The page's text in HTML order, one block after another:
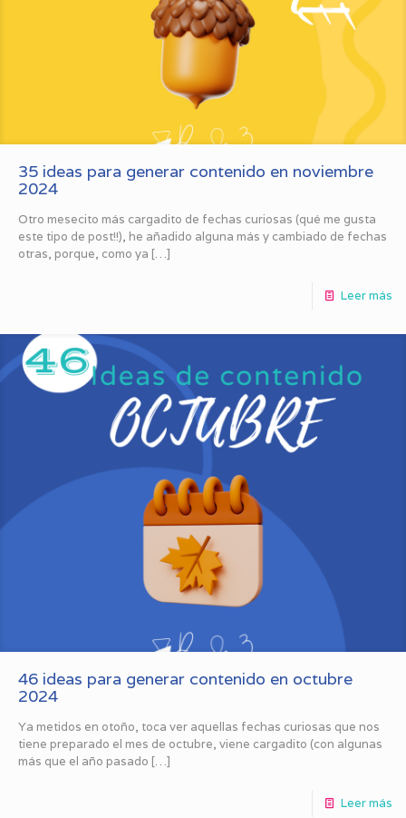
35 ideas para generar contenido en noviembre
2024
Otro mesecito más cargadito de fechas curiosas (qué me gusta
este tipo de post!!), he añadido alguna más y cambiado de fechas
otras, porque, como ya […]
Leer más
46 ideas para generar contenido en octubre
2024
Ya metidos en otoño, toca ver aquellas fechas curiosas que nos
tiene preparado el mes de octubre, viene cargadito (con algunas
más que el año pasado […]
Leer más